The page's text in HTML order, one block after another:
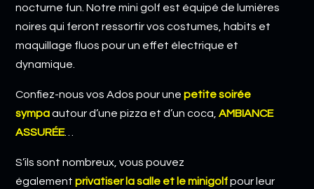
nocturne fun. Notre mini golf est équipé de lumières
noires qui feront ressortir vos costumes, habits et
maquillage fluos pour un effet électrique et
dynamique.
Confiez-nous vos Ados pour unepetite soirée
sympaautour d’une pizza et d’un coca,AMBIANCE
ASSURÉE…
S’ils sont nombreux, vous pouvez
égalementprivatiserla salle et le minigolfpour leur